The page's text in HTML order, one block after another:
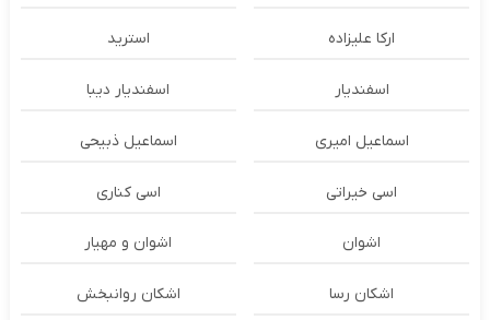
ارکا علیزاده استرید
اسفندیار اسفندیار دیبا
اسماعیل امیری اسماعیل ذبیحی
اسی خیراتی اسی کناری
اشوان اشوان و مهیار
اشکان رسا اشکان روانبخش